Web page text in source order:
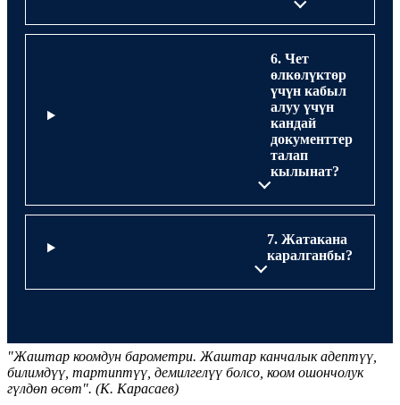
6. Чет
өлкөлүктөр
үчүн кабыл
алуу үчүн
кандай
документтер
талап
кылынат?
7. Жатакана
каралганбы?
"Жаштар коомдун барометри. Жаштар канчалык адептүү,
билимдүү, тартиптүү, демилгелүү болсо, коом ошончолук
гүлдөп өсөт". (К. Карасаев)